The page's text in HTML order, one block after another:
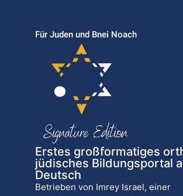
Für Juden und Bnei Noach
Erstes großformatiges
jüdisches Bildungsportal
Deutsch
Betrieben von Imrey Israel, einer